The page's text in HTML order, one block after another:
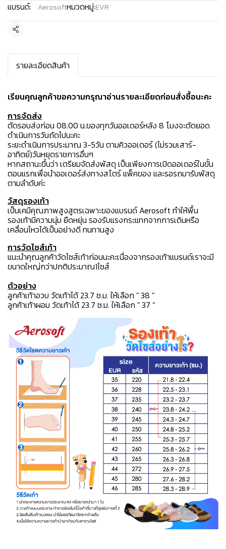
แบรนด์:
Aerosoftหมวดหมู่:EVR
แชร์
รายละเอียดสินค้า
เรียนคุณลูกค้าขอความกรุณาอ่านรายละเอียดก่อนสั่งซื้อนะคะ️
การจัดส่ง
ตัดรอบส่งก่อน 08.00 น.ของทุกวันออเดอร์หลัง 8 โมงจะตัดยอด
ดำเนินการวันถัดไปนะคะ
ระยะดำเนินการประมาณ 3-5วัน ตามคิวออเดอร์ (ไม่รวมเสาร์-
อาทิตย์)วันหยุดราชการอื่นๆ
หากสถานะขึ้นว่า เตรียมจัดส่งพัสดุ เป็นเพียงการเปิดออเดอร์ในขั้น
ตอนแรกเพื่อนำออเดอร์ส่งทางสโตร์ แพ็คของ และรอรถมารับพัสดุ
ตามลำดับค่ะ
วัสดุรองเท้า
เป็นเคมีคุณภาพสูงสูตรเฉพาะของแบรนด์ Aerosoft ทำให้พื้น
รองเท้ามีความนุ่ม ยืดหยุ่น รองรับแรงกระแทกจากการเดินหรือ
เคลื่อนไหวได้เป็นอย่างดี ทนทานสูง
การวัดไซส์เท้า
แนะนำคุณลูกค้าวัดไซส์เท้าก่อนนะคะเนื่องจากรองเท้าแบรนด์เราจะมี
ขนาดใหญ่กว่าปกติประมาณ1ไซส์
ตัวอย่าง
ลูกค้าเท้าอวบ วัดเท้าได้ 23.7 ซ.ม. ให้เลือก " 38 "
ลูกค้าเท้าผอม วัดเท้าได้ 23.7 ซ.ม. ให้เลือก " 37 "